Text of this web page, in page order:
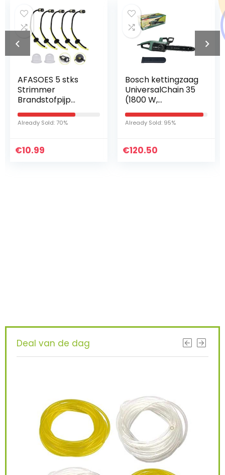
5 stks
Gras
Sold: 70%
Bosch kettingzaag
UniversalChain 35
(1800 W,
lichtgewicht:
kettingsnelheid:
Already Sold: 95%
120.50
Deal van de dag